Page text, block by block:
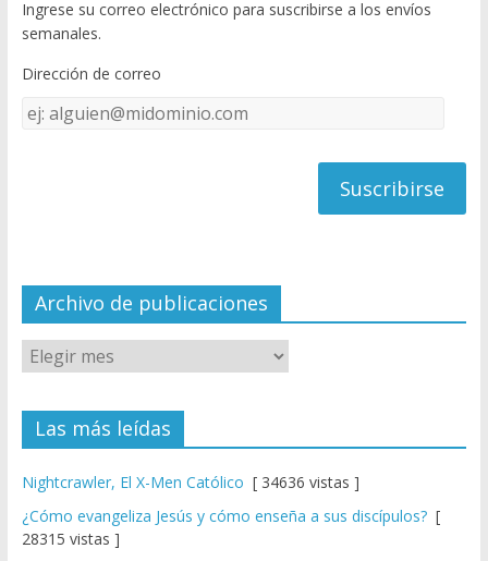
o
o
k
u
e
C
el
Ingrese su correo electrónico para suscribirse a los envíos
semanales.
Dirección de correo
Dirección
de
Archivo de publicaciones
Las más leídas
Nightcrawler, El X-Men Católico [ 34636 vistas ]
¿Cómo evangeliza Jesús y cómo enseña a sus discípulos?[
28315 vistas ]